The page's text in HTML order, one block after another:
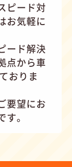
ピード対
お気軽に
ード解決
点から車
おりま
要望にお
。